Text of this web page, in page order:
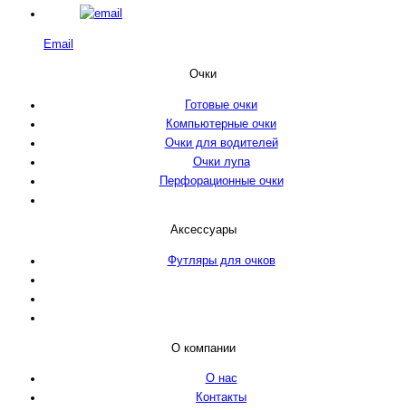
Email
Очки
Готовые очки
Компьютерные очки
Очки для водителей
Очки лупа
Перфорационные очки
Аксессуары
Футляры для очков
О компании
О нас
Контакты